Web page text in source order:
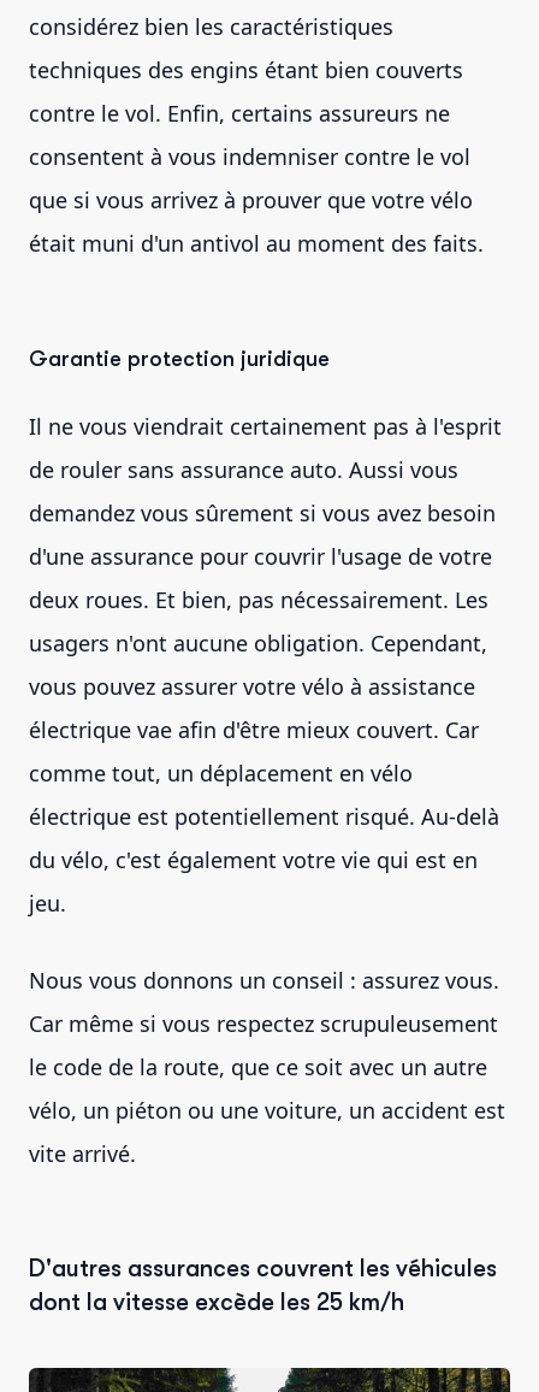
considérez bien les caractéristiques
techniques des engins étant bien couverts
contre le vol. Enfin, certains assureurs ne
consentent à vous indemniser contre le vol
que si vous arrivez à prouver que votre vélo
était muni d'un antivol au moment des faits.
Garantie protection juridique
Il ne vous viendrait certainement pas à l'esprit
de rouler sans assurance auto. Aussi vous
demandez vous sûrement si vous avez besoin
d'une assurance pour couvrir l'usage de votre
deux roues. Et bien, pas nécessairement. Les
usagers n'ont aucune obligation. Cependant,
vous pouvez assurer votre vélo à assistance
électrique vae afin d'être mieux couvert. Car
comme tout, un déplacement en vélo
électrique est potentiellement risqué. Au-delà
du vélo, c'est également votre vie qui est en
jeu.
Nous vous donnons un conseil : assurez vous.
Car même si vous respectez scrupuleusement
le code de la route, que ce soit avec un autre
vélo, un piéton ou une voiture, un accident est
vite arrivé.
D'autres assurances couvrent les véhicules
dont la vitesse excède les 25 km/h